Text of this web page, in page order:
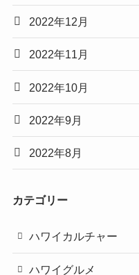
2022年12月
2022年11月
2022年10月
2022年9月
2022年8月
カテゴリー
ハワイカルチャー
ハワイグルメ